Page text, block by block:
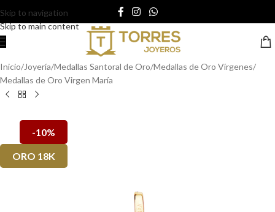
Skip to navigation
Skip to main content
Inicio/Joyería/Medallas Santoral de Oro/Medallas de Oro Vírgenes/
Medallas de Oro Virgen María
-10%
ORO 18K